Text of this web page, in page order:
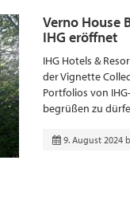
Verno House
IHG eröffnet
IHG Hotels &
der Vignette
Portfolios von
begrüßen zu
9. August 2024